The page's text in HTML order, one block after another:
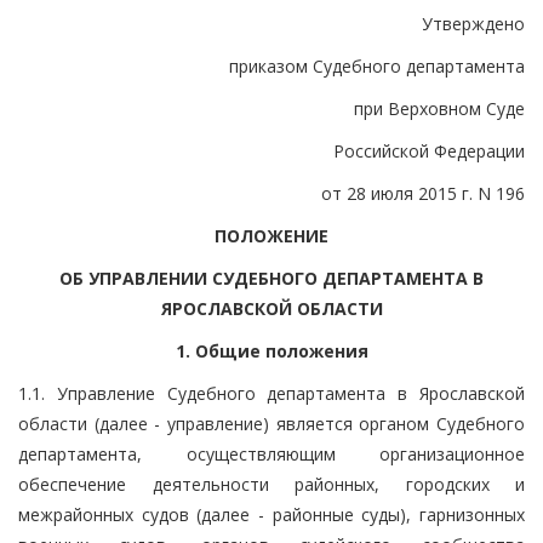
Утверждено
приказом Судебного департамента
при Верховном Суде
Российской Федерации
от 28 июля 2015 г. N 196
ПОЛОЖЕНИЕ
ОБ УПРАВЛЕНИИ СУДЕБНОГО ДЕПАРТАМЕНТА В
ЯРОСЛАВСКОЙ ОБЛАСТИ
1. Общие положения
1.1. Управление Судебного департамента в Ярославской
области (далее - управление) является органом Судебного
департамента, осуществляющим организационное
обеспечение деятельности районных, городских и
межрайонных судов (далее - районные суды), гарнизонных